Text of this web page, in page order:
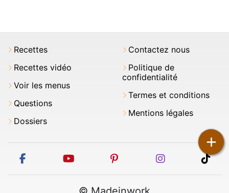
+
Recettes
Recettes vidéo
Voir les menus
Questions
Dossiers
Contactez nous
Politique de
confidentialité
Termes et conditions
Mentions légales
facebook youtube pinterest instagram